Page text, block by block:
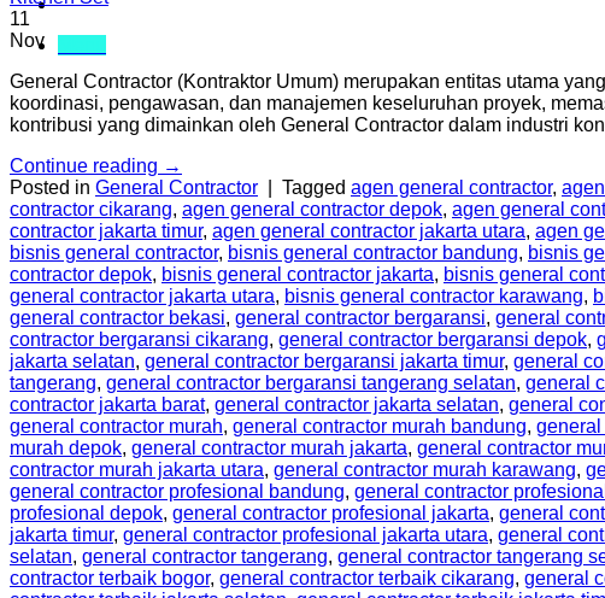
11
Nov
General Contractor (Kontraktor Umum) merupakan entitas utama
koordinasi, pengawasan, dan manajemen keseluruhan proyek,
kontribusi yang dimainkan oleh General Contractor dalam industri
Continue reading →
Posted in General Contractor Tagged agen general contractor,
contractor cikarang, agen general contractor depok, agen general
contractor jakarta timur, agen general contractor jakarta utara, agen
bisnis general contractor, bisnis general contractor bandung, bisnis
contractor depok, bisnis general contractor jakarta, bisnis general
general contractor jakarta utara, bisnis general contractor karawang,
general contractor bekasi, general contractor bergaransi, general
contractor bergaransi cikarang, general contractor bergaransi depok,
jakarta selatan, general contractor bergaransi jakarta timur, general
tangerang, general contractor bergaransi tangerang selatan, general
contractor jakarta barat, general contractor jakarta selatan, general
general contractor murah, general contractor murah bandung, general
murah depok, general contractor murah jakarta, general contractor
contractor murah jakarta utara, general contractor murah karawang,
general contractor profesional bandung, general contractor
profesional depok, general contractor profesional jakarta, general
jakarta timur, general contractor profesional jakarta utara, general
selatan, general contractor tangerang, general contractor tangerang
contractor terbaik bogor, general contractor terbaik cikarang, general